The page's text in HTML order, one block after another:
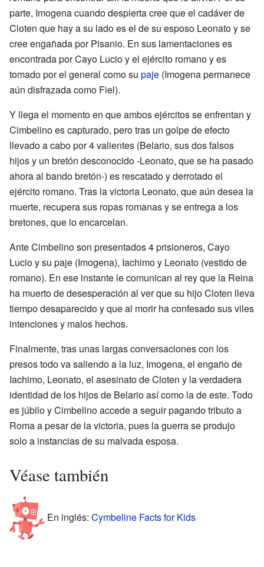
parte, Imogena cuando despierta cree que el cadáver de
Cloten que hay a su lado es el de su esposo Leonato y se
cree engañada por Pisanio. En sus lamentaciones es
encontrada por Cayo Lucio y el ejército romano y es
tomado por el general como su paje (Imogena permanece
aún disfrazada como Fiel).
Y llega el momento en que ambos ejércitos se enfrentan y
Cimbelino es capturado, pero tras un golpe de efecto
llevado a cabo por 4 valientes (Belario, sus dos falsos
hijos y un bretón desconocido -Leonato, que se ha pasado
ahora al bando bretón-) es rescatado y derrotado el
ejército romano. Tras la victoria Leonato, que aún desea la
muerte, recupera sus ropas romanas y se entrega a los
bretones, que lo encarcelan.
Ante Cimbelino son presentados 4 prisioneros, Cayo
Lucio y su paje (Imogena), Iachimo y Leonato (vestido de
romano). En ese instante le comunican al rey que la Reina
ha muerto de desesperación al ver que su hijo Cloten lleva
tiempo desaparecido y que al morir ha confesado sus viles
intenciones y malos hechos.
Finalmente, tras unas largas conversaciones con los
presos todo va saliendo a la luz, Imogena, el engaño de
Iachimo, Leonato, el asesinato de Cloten y la verdadera
identidad de los hijos de Belario así como la de este. Todo
es júbilo y Cimbelino accede a seguir pagando tributo a
Roma a pesar de la victoria, pues la guerra se produjo
solo a instancias de su malvada esposa.
Véase también
En inglés: Cymbeline Facts for Kids